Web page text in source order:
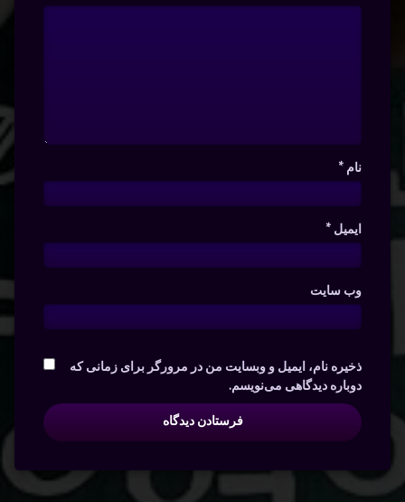
نام *
ایمیل *
وب‌ سایت
ذخیره نام، ایمیل و وبسایت من در مرورگر برای زمانی که
دوباره دیدگاهی می‌نویسم.